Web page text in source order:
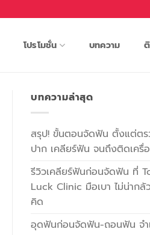
โปรโมชั่น บทความ
บทความล่าสุด
สรุป! ขั้นตอนจัดฟัน ตั้งแต่ตร
ปาก เคลียร์ฟัน จนถึงติดเครื่
รีวิวเคลียร์ฟันก่อนจัดฟัน ที่
Luck Clinic มือเบา ไม่น่ากลั
คิด
อุดฟันก่อนจัดฟัน-ถอนฟัน จำ